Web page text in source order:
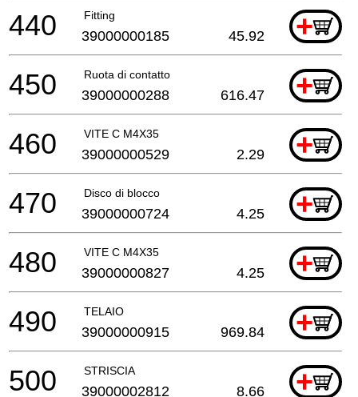
Fitting +
440 39000000185 45.92
Ruota di contatto +
450 39000000288 616.47
VITE C M4X35 +
460 39000000529 2.29
Disco di blocco +
470 39000000724 4.25
VITE C M4X35 +
480 39000000827 4.25
TELAIO +
490 39000000915 969.84
STRISCIA +
500 39000002812 8.66